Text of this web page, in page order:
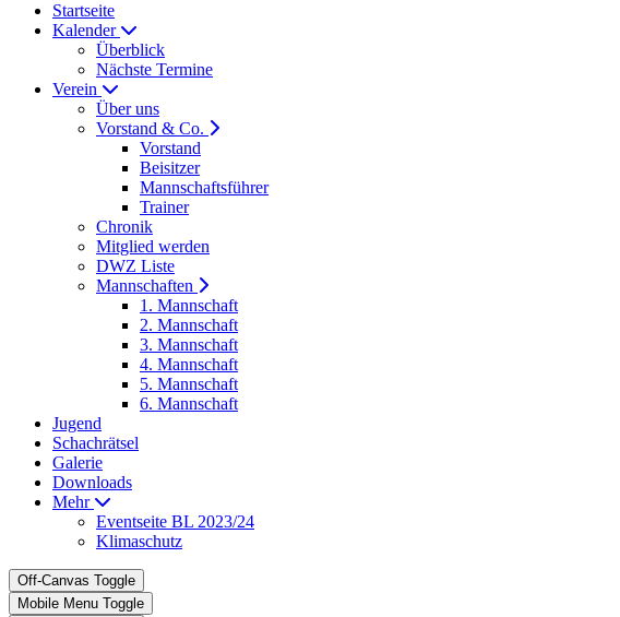
Startseite
Kalender
Überblick
Nächste Termine
Verein
Über uns
Vorstand & Co.
Vorstand
Beisitzer
Mannschaftsführer
Trainer
Chronik
Mitglied werden
DWZ Liste
Mannschaften
1. Mannschaft
2. Mannschaft
3. Mannschaft
4. Mannschaft
5. Mannschaft
6. Mannschaft
Jugend
Schachrätsel
Galerie
Downloads
Mehr
Eventseite BL 2023/24
Klimaschutz
Off-Canvas Toggle
Mobile Menu Toggle